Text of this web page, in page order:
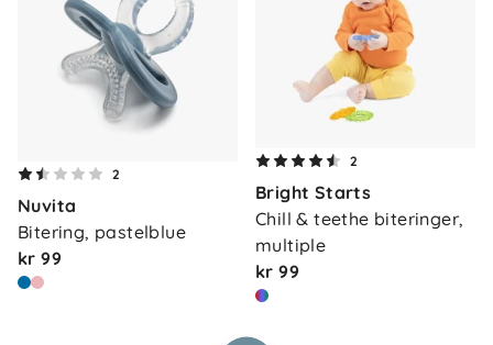
2
Nuvita
Bitering, pastelblue
kr 99
2
Bright Starts
Chill & teethe biteringer,
multiple
kr 99
Våre butikker
Vårt samfunnsansvar
Jobbe i Barnas Hus
Kontakt oss
Frakt og levering
Retur og reklamasjon
Salgsbetingelser